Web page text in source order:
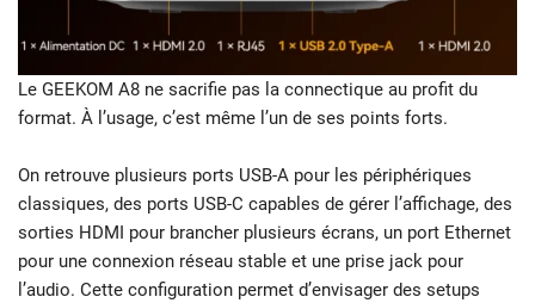
Le GEEKOM A8 ne sacrifie pas la connectique au profit du
format. À l’usage, c’est même l’un de ses points forts.
On retrouve plusieurs ports USB-A pour les périphériques
classiques, des ports USB-C capables de gérer l’affichage, des
sorties HDMI pour brancher plusieurs écrans, un port Ethernet
pour une connexion réseau stable et une prise jack pour
l’audio. Cette configuration permet d’envisager des setups